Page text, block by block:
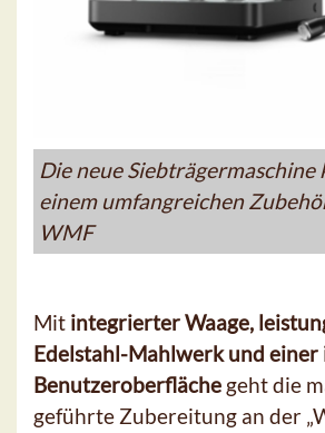
Die neue Siebträgermaschine
einem umfangreichen
WMF
Mit integrierter Waage,
Edelstahl-Mahlwerk und
Benutzeroberfläche geht die
geführte Zubereitung an der